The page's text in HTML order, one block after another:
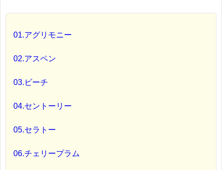
01.アグリモニー
02.アスペン
03.ビーチ
04.セントーリー
05.セラトー
06.チェリープラム